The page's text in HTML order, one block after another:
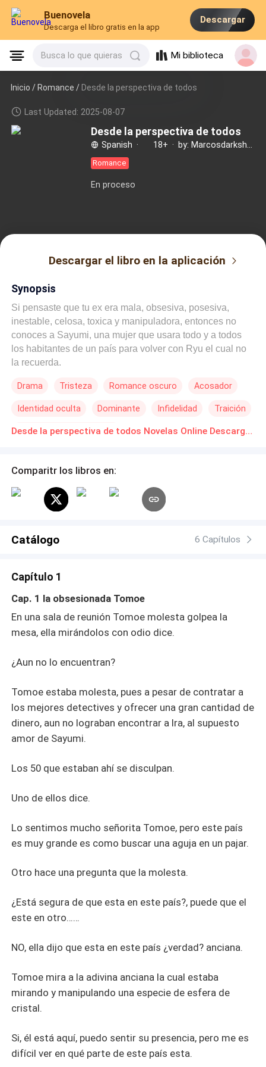
Buenovela
Descarga el libro gratis en la app
Descargar
Busca lo que quieras Mi biblioteca
Inicio /Romance / Desde la perspectiva de todos
Last Updated: 2025-08-07
Desde la perspectiva de todos
Spanish · 18+ ·
Romance
En proceso
Descargar el libro en la aplicación
Synopsis
Si pensaste que tu ex era mala, obsesiva, posesiva,
inestable, celosa, toxica y manipuladora, entonces no
conoces a Sayumi, una mujer que usara todo y a todos
los habitantes de un país para volver con Ryu el cual no
la recuerda.
Drama Tristeza Romance oscuro Acosador
Identidad oculta Dominante Infidelidad Traición
Matrimonio por Contrato Desde la perspectiva de todos Novelas Online Descarga gratuita de PDF
Comparitr los libros en:
Catálogo 6 Capítulos
Capítulo 1
Cap. 1 la obsesionada Tomoe
En una sala de reunión Tomoe molesta golpea la
mesa, ella mirándolos con odio dice.
¿Aun no lo encuentran?
Tomoe estaba molesta, pues a pesar de contratar a
los mejores detectives y ofrecer una gran cantidad de
dinero, aun no lograban encontrar a Ira, al supuesto
amor de Sayumi.
Los 50 que estaban ahí se disculpan.
Uno de ellos dice.
Lo sentimos mucho señorita Tomoe, pero este país
es muy grande es como buscar una aguja en un pajar.
Otro hace una pregunta que la molesta.
¿Está segura de que esta en este país?, puede que el
este en otro……
NO, ella dijo que esta en este país ¿verdad? anciana.
Tomoe mira a la adivina anciana la cual estaba
mirando y manipulando una especie de esfera de
cristal.
Si, él está aquí, puedo sentir su presencia, pero me es
difícil ver en qué parte de este país esta.